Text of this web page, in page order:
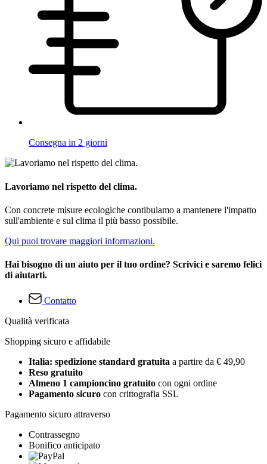
Consegna in 2 giorni
Lavoriamo nel rispetto del clima.
Con concrete misure ecologiche contibuiamo a mantenere l'impatto
sull'ambiente e sul clima il più basso possibile.
Qui puoi trovare maggiori informazioni.
Hai bisogno di un aiuto per il tuo ordine? Scrivici e saremo felici
di aiutarti.
Contatto
Qualità verificata
Shopping sicuro e affidabile
Italia: spedizione standard gratuita a partire da € 49,90
Reso gratuito
Almeno 1 campioncino gratuito con ogni ordine
Pagamento sicuro con crittografia SSL
Pagamento sicuro attraverso
Contrassegno
Bonifico anticipato